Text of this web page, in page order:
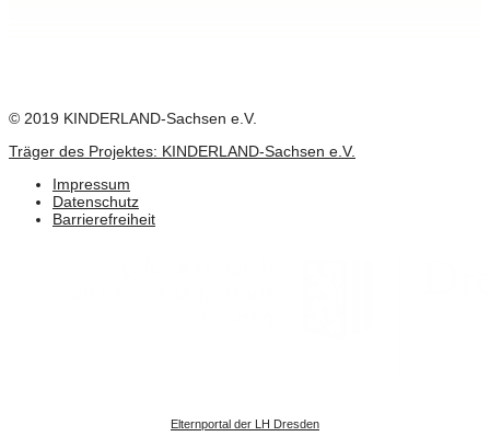
© 2019 KINDERLAND-Sachsen e.V.
Träger des Projektes: KINDERLAND-Sachsen e.V.
Impressum
Datenschutz
Barrierefreiheit
Elternportal der LH Dresden